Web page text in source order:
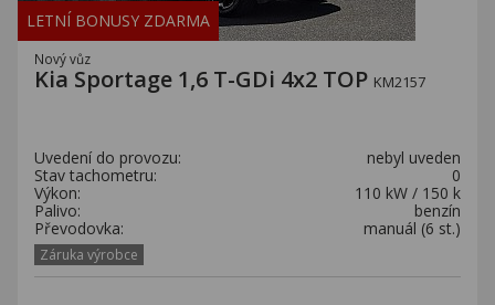
LETNÍ BONUSY ZDARMA
Nový vůz
Kia Sportage 1,6 T-GDi 4x2 TOP KM2157
Uvedení do provozu:
nebyl uveden
Stav tachometru:
0
Výkon:
110 kW / 150 k
Palivo:
benzín
Převodovka:
manuál (6 st.)
Záruka výrobce